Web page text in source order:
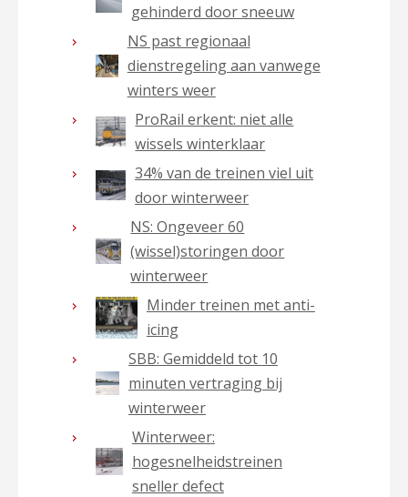
gehinderd door sneeuw
NS past regionaal
dienstregeling aan vanwege
winters weer
ProRail erkent: niet alle
wissels winterklaar
34% van de treinen viel uit
door winterweer
NS: Ongeveer 60
(wissel)storingen door
winterweer
Minder treinen met anti-
icing
SBB: Gemiddeld tot 10
minuten vertraging bij
winterweer
Winterweer:
hogesnelheidstreinen
sneller defect